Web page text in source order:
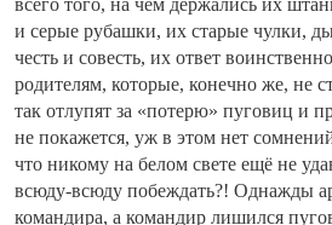
всего того, на чём держались их
и серые рубашки, их старые чулки,
честь и совесть, их ответ
родителям, которые, конечно же, не
так отлупят за «потерю» пуговиц и
не покажется, уж в этом нет
что никому на белом свете ещё не
всюду-всюду побеждать?! Однажды
командира, а командир лишился